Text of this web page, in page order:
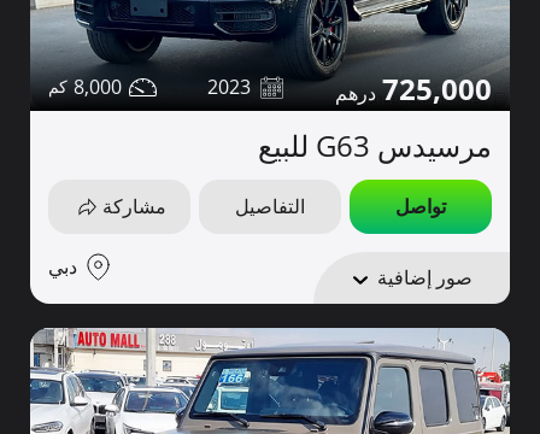
725,000
2023
8,000
مرسيدس G63 للبيع
تواصل التفاصيل مشاركة
صور إضافية دبي